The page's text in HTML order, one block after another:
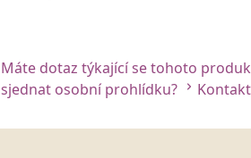
Máte dotaz týkající se tohoto
sjednat osobní prohlídku?